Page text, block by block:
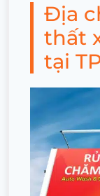
Địa
thất
tại